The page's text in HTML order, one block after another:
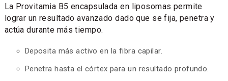
La Provitamia B5 encapsulada en liposomas permite
lograr un resultado avanzado dado que se fija, penetra y
actúa durante más tiempo.
Deposita más activo en la fibra capilar.
Penetra hasta el córtex para un resultado profundo.